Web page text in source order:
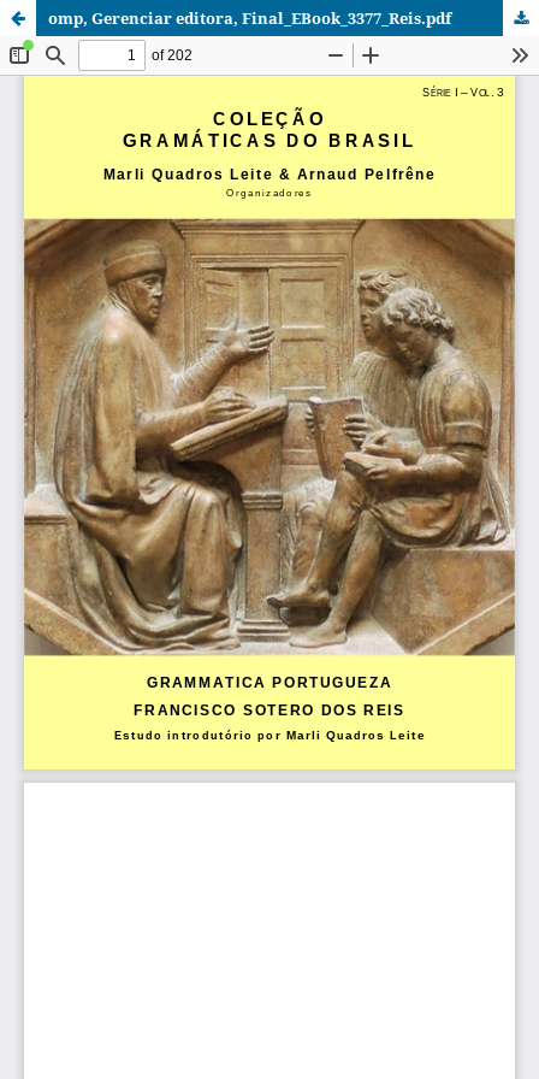
omp, Gerenciar editora, Final_EBook_3377_Reis.pdf